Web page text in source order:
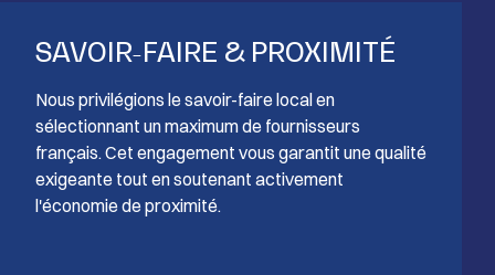
SAVOIR-FAIRE & PROXIMITÉ
Nous privilégions le savoir-faire local en
sélectionnant un maximum de fournisseurs
français. Cet engagement vous garantit une qualité
exigeante tout en soutenant activement
l'économie de proximité.